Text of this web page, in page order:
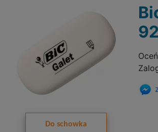
Do schowka